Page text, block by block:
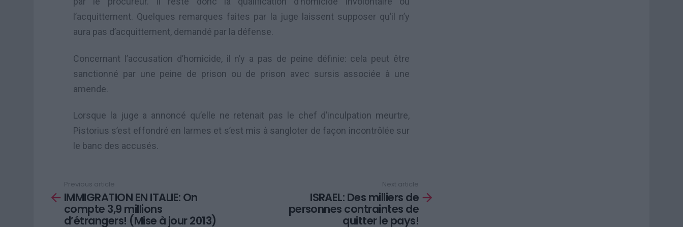
l’acquittement. Quelques remarques faites par la juge laissent supposer qu’il n’y
aura pas d’acquittement, demandé par la défense.
Concernant l’accusation d’homicide, il n’y a pas de peine définie: cela peut être
sanctionné par une peine de prison ou de prison avec sursis associée à une
amende.
Lorsque la juge a annoncé qu’elle ne retenait pas le chef d’inculpation meurtre,
Pistorius s’est effondré en larmes et s’est mis à sangloter de façon incontrôlée sur
le banc des accusés.
more
Previous article
IMMIGRATION EN ITALIE: On
compte 3,9 millions
d’étrangers! (Mise à jour 2013)
Next article
ISRAEL: Des milliers de
personnes contraintes de
quitter le pays!